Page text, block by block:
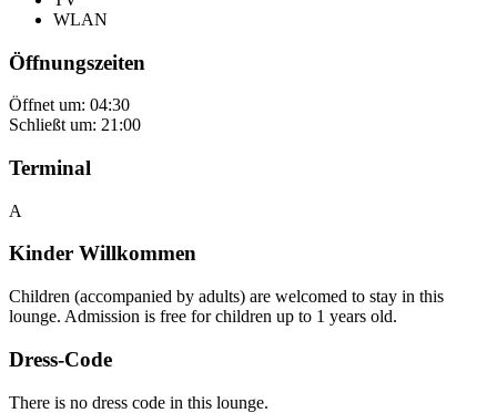
WLAN
Öffnungszeiten
Öffnet um: 04:30
Schließt um: 21:00
Terminal
A
Kinder Willkommen
Children (accompanied by adults) are welcomed to stay in this
lounge. Admission is free for children up to 1 years old.
Dress-Code
There is no dress code in this lounge.